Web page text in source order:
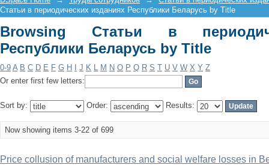
Статьи в периодических изданиях Республики Беларусь by Title
Browsing Статьи в
Республики Беларусь by Title
0-9 A B C D E F G H J K L M N O P Q R S T U V W X Y Z
Or enter first few letters:
Sort by: Order: Results:
Now showing items 3-22 of 699
Price collusion of manufacturers and social welfare losses in